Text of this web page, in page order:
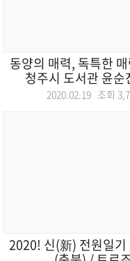
동양의 매력, 독특한
청주시 도서관 윤
2020.02.19 조회
2020! 신(新) 전원일기